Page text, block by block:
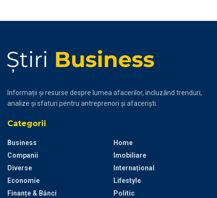
Informații și resurse despre lumea afacerilor, incluzând trenduri,
analize și sfaturi pentru antreprenori și afaceriști.
Categorii
Business
Companii
Diverse
Economie
Finanțe & Bănci
Home
Imobiliare
Internațional
Lifestyle
Politic